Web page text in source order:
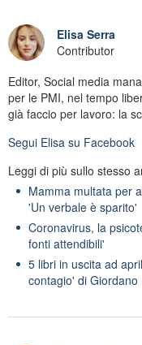
Elisa Serra
Contributor
Editor, Social media
per le PMI, nel tempo
già faccio per lavoro: la
Segui Elisa su Facebook
Leggi di più sullo stesso
Mamma multata per
'Un verbale è sparito'
Coronavirus, la
fonti attendibili'
5 libri in uscita ad
contagio' di Giordano